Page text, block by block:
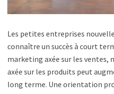
Les petites entreprises
connaître un succès à court
marketing axée sur les ventes,
axée sur les produits peut
long terme. Une orientation